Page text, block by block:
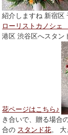
紹介しますね 新宿区
ローリストカノシ
港区 渋谷区へスタン
花ページはこちら♪
き合いで、贈る場合
合の スタンド花。